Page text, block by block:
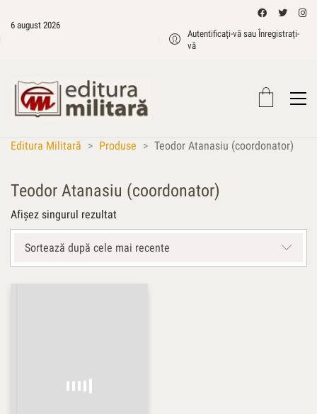
6 august 2026
Autentificați-vă sau Înregistrați-
vă
Editura Militară > Produse > Teodor Atanasiu (coordonator)
Teodor Atanasiu (coordonator)
Afișez singurul rezultat
Sortează după cele mai recente